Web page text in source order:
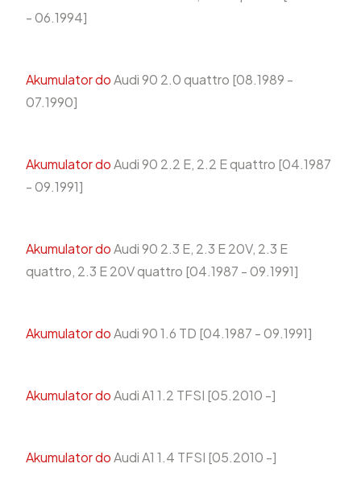
- 06.1994]
Akumulator doAudi 90 2.0 quattro [08.1989 -
07.1990]
Akumulator doAudi 90 2.2 E, 2.2 E quattro [04.1987
- 09.1991]
Akumulator doAudi 90 2.3 E, 2.3 E 20V, 2.3 E
quattro, 2.3 E 20V quattro [04.1987 - 09.1991]
Akumulator doAudi 90 1.6 TD [04.1987 - 09.1991]
Akumulator doAudi A1 1.2 TFSI [05.2010 -]
Akumulator doAudi A1 1.4 TFSI [05.2010 -]